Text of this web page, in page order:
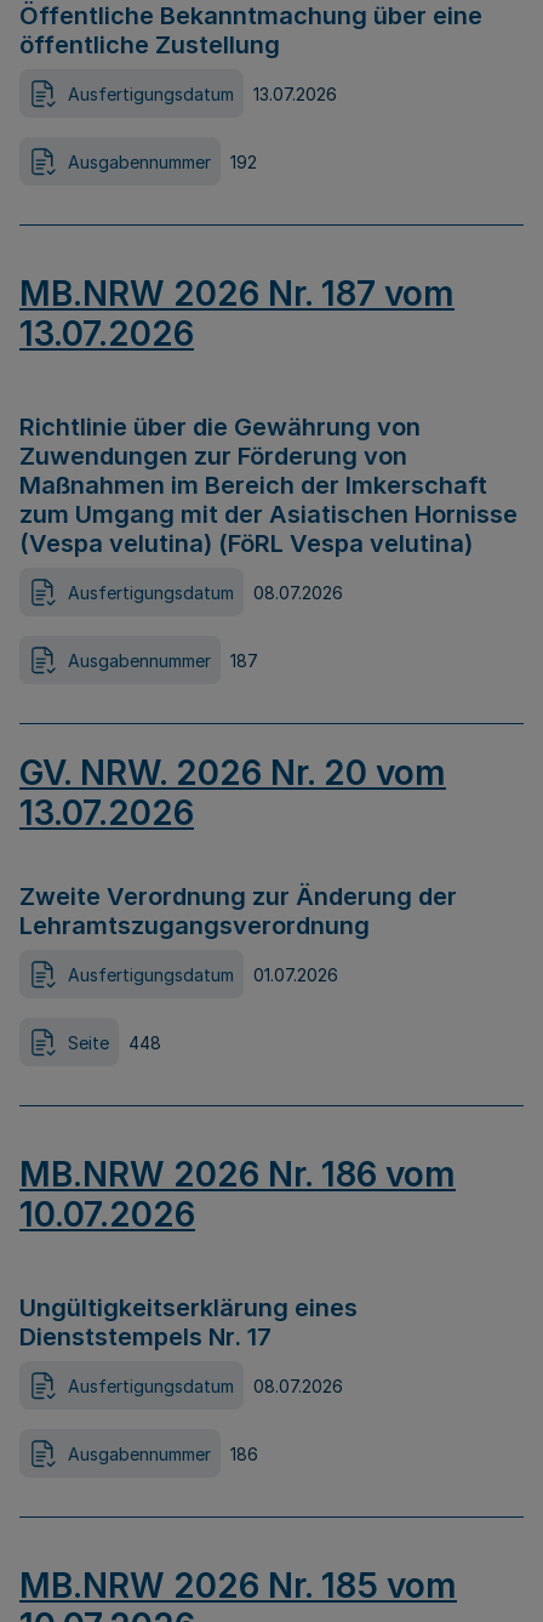
Öffentliche Bekanntmachung über eine
öffentliche Zustellung
Ausfertigungsdatum 13.07.2026
Ausgabennummer 192
MB.NRW 2026 Nr. 187 vom
13.07.2026
Richtlinie über die Gewährung von
Zuwendungen zur Förderung von
Maßnahmen im Bereich der Imkerschaft
zum Umgang mit der Asiatischen Hornisse
(Vespa velutina) (FöRL Vespa velutina)
Ausfertigungsdatum 08.07.2026
Ausgabennummer 187
GV. NRW. 2026 Nr. 20 vom
13.07.2026
Zweite Verordnung zur Änderung der
Lehramtszugangsverordnung
Ausfertigungsdatum 01.07.2026
Seite 448
MB.NRW 2026 Nr. 186 vom
10.07.2026
Ungültigkeitserklärung eines
Dienststempels Nr. 17
Ausfertigungsdatum 08.07.2026
Ausgabennummer 186
MB.NRW 2026 Nr. 185 vom